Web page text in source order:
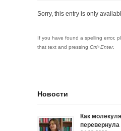
Sorry, this entry is only
If you have found a spelling error,
that text and pressing Ctrl+Enter.
Новости
Как
перевернула